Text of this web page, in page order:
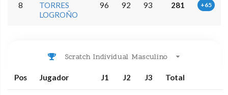
8
TORRES
LOGROÑO
96 92 93 281 +65
Scratch Individual Masculino
Pos Jugador J1 J2 J3 Total